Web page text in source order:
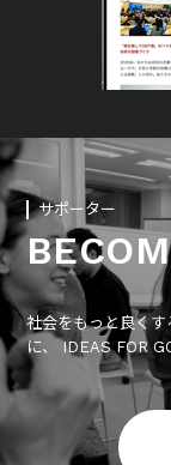
サポーター
社会をもっと良く
に、 IDEAS FOR